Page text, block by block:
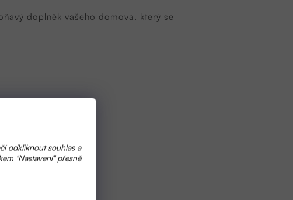
odkliknout souhlas a
"Nastavení" přesně
doplněk vašeho domova, který se